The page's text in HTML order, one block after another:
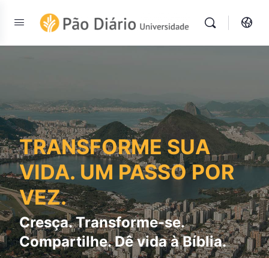
TRANSFORME SUA
VIDA. UM PASSO POR
VEZ.
Cresça. Transforme-se.
Compartilhe. Dê vida à Bíblia.